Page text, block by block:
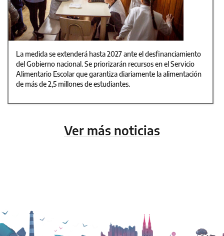
La medida se extenderá hasta 2027 ante el desfinanciamiento
del Gobierno nacional. Se priorizarán recursos en el Servicio
Alimentario Escolar que garantiza diariamente la alimentación
de más de 2,5 millones de estudiantes.
Ver más noticias